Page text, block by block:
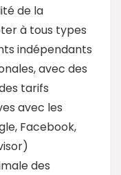
de la
à tous types
indépendants
avec des
tarifs
avec les
Facebook,
des